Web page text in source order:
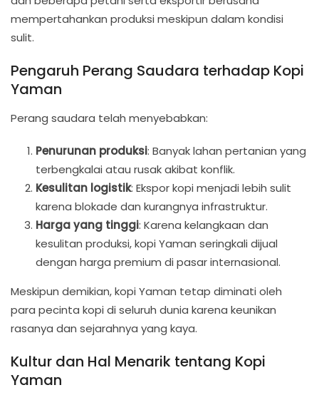
mempertahankan produksi meskipun dalam kondisi
sulit.
Pengaruh Perang Saudara terhadap Kopi
Yaman
Perang saudara telah menyebabkan:
Penurunan produksi: Banyak lahan pertanian yang
terbengkalai atau rusak akibat konflik.
Kesulitan logistik: Ekspor kopi menjadi lebih sulit
karena blokade dan kurangnya infrastruktur.
Harga yang tinggi: Karena kelangkaan dan
kesulitan produksi, kopi Yaman seringkali dijual
dengan harga premium di pasar internasional.
Meskipun demikian, kopi Yaman tetap diminati oleh
para pecinta kopi di seluruh dunia karena keunikan
rasanya dan sejarahnya yang kaya.
Kultur dan Hal Menarik tentang Kopi
Yaman